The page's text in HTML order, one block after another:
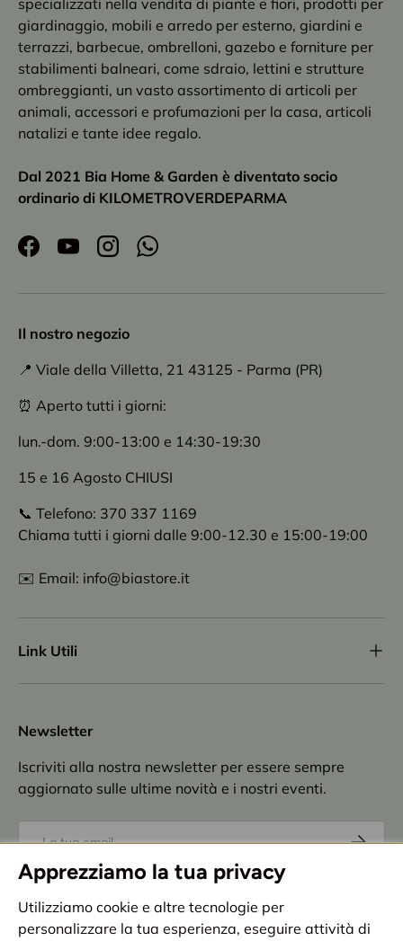
Apprezziamo la tua privacy
Utilizziamo cookie e altre tecnologie per
personalizzare la tua esperienza, eseguire attività di
giardinaggio, mobili e arredo per esterno, giardini e
terrazzi, barbecue, ombrelloni, gazebo e forniture per
stabilimenti balneari, come sdraio, lettini e strutture
ombreggianti, un vasto assortimento di articoli per
animali, accessori e profumazioni per la casa, articoli
natalizi e tante idee regalo.
Dal 2021 Bia Home & Garden è diventato socio
ordinario di KILOMETROVERDEPARMA
FacebookYouTubeInstagramWhatsApp
Il nostro negozio
📍 Viale della Villetta, 21 43125 - Parma (PR)
⏰ Aperto tutti i giorni:
lun.-dom. 9:00-13:00 e 14:30-19:30
15 e 16 Agosto CHIUSI
📞 Telefono: 370 337 1169
Chiama tutti i giorni dalle 9:00-12.30 e 15:00-19:00
✉️ Email: info@biastore.it
Link Utili
Newsletter
Iscriviti alla nostra newsletter per essere sempre
aggiornato sulle ultime novità e i nostri eventi.
Iscriviti
Accettazioneprivacy policy
Metodi di pagamento accettati